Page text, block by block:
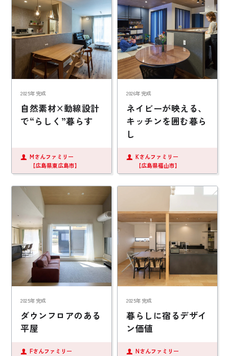
2025年完成
自然素材×動線設計
で“らしく”暮らす
Mさんファミリー
【広島県東広島市】
2026年完成
ネイビーが映える、
キッチンを囲む暮ら
し
Kさんファミリー
【広島県福山市】
2025年完成
ダウンフロアのある
平屋
Fさんファミリー
2025年完成
暮らしに宿るデザイ
ン価値
Nさんファミリー